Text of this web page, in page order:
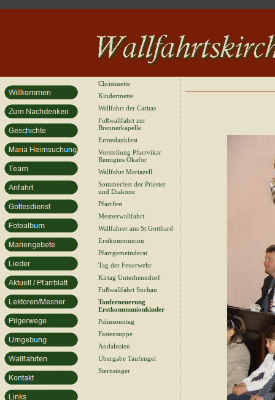
Christmette
Kindermette
Wallfahrt der Caritas
Fußwallfahrt zur
Brennerkapelle
Erntedankfest
Vorstellung Pfarrvikar
Remigius Okafor
Wallfahrt Mariazell
Sommerfest der Priester
und Diakone
Pfarrfest
Mesnerwallfahrt
Wallfahrer aus St.Gotthard
Erstkommunion
Pfarrgemeinderat
Tag der Feuerwehr
Kirtag Unterhenndorf
Fußwallfahrt Söchau
Tauferneuerung
Erstkommunionkinder
Palmsonntag
Fastensuppe
Andalusien
Übergabe Taufengel
Sternsinger